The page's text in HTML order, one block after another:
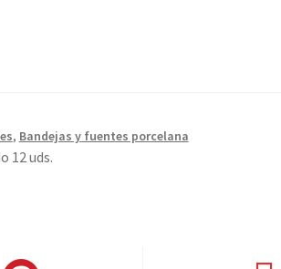
, Bandejas y fuentes porcelana
12 uds.